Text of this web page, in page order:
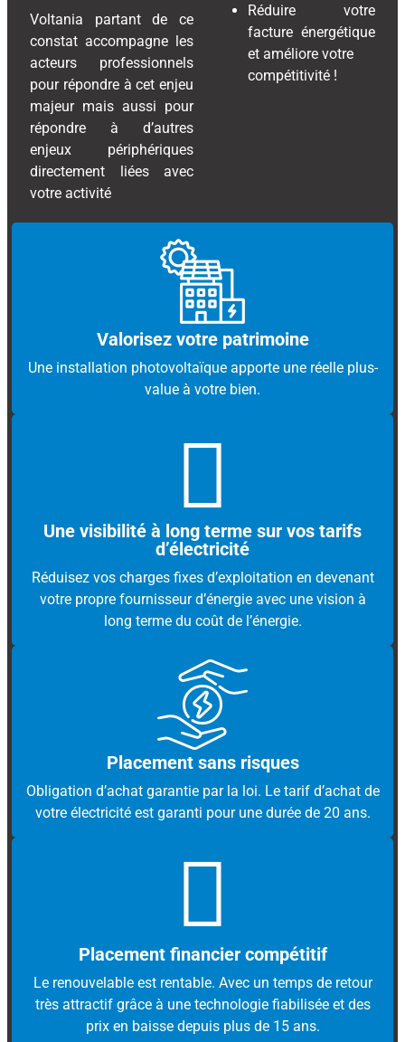
Voltania partant de ce
constat accompagne les
acteurs professionnels
pour répondre à cet enjeu
majeur mais aussi pour
répondre à d’autres
enjeux périphériques
directement liées avec
votre activité
Réduire votre
facture énergétique
et améliore votre
compétitivité !
Valorisez votre patrimoine
Une installation photovoltaïque apporte une réelle plus-
value à votre bien.​
Une visibilité à long terme sur vos tarifs
d’électricité
Réduisez vos charges fixes d’exploitation en devenant
votre propre fournisseur d’énergie avec une vision à
long terme du coût de l’énergie.
Placement sans risques
Obligation d’achat garantie par la loi. Le tarif d’achat de
votre électricité est garanti pour une durée de 20 ans.​
Placement financier compétitif
Le renouvelable est rentable. Avec un temps de retour
très attractif grâce à une technologie fiabilisée et des
prix en baisse depuis plus de 15 ans.​